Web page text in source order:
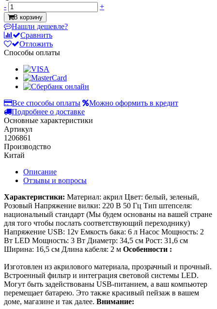
-
+
В корзину
Нашли дешевле?
Сравнить
Отложить
Способы оплаты
Все способы оплаты
Можно оформить в кредит
Подробнее о доставке
Основные характеристики
Артикул
1206861
Производство
Китай
Описание
Отзывы и вопросы
Характеристики: Материал: акрил Цвет: белый, зеленый,
Розовый Напряжение вилки: 220 В 50 Гц Тип штепселя:
национальный стандарт (Мы будем основаны на вашей стране
для того чтобы послать соответствующий переходнику)
Напряжение USB: 12v Емкость бака: 6 л Насос Мощность: 2
Вт LED Мощность: 3 Вт Диаметр: 34,5 см Рост: 31,6 см
Ширина: 16,5 см Длина кабеля: 2 м Особенности :
Изготовлен из акрилового материала, прозрачный и прочный.
Встроенный фильтр и интеграция световой системы LED.
Могут быть задействованы USB-питанием, а ваш компьютер
перемещает батарею. Это также красивый пейзаж в вашем
доме, магазине и так далее. Внимание: